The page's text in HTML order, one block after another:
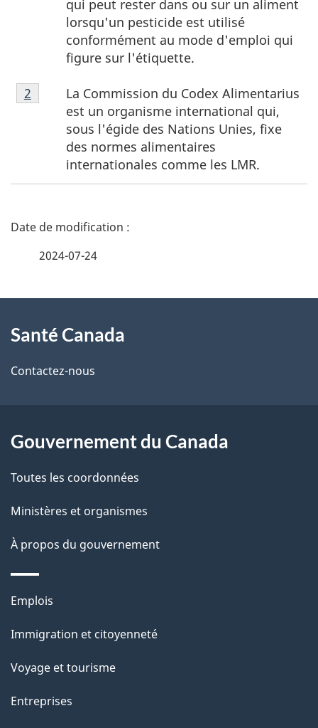
qui peut rester dans ou sur un aliment
lorsqu'un pesticide est utilisé
conformément au mode d'emploi qui
figure sur l'étiquette.
Note
de
La Commission du Codex Alimentarius
est un organisme international qui,
sous l'égide des Nations Unies, fixe
des normes alimentaires
internationales comme les LMR.
Retour à la référence de la note de bas de page
2
D
i
l
d
e
p
a
2024-07-24
propos
de
site
Santé Canada
Contactez-nous
Gouvernement du Canada
Toutes les coordonnées
Ministères et organismes
À propos du gouvernement
Thèmes
sujets
Emplois
Immigration et citoyenneté
Voyage et tourisme
Entreprises